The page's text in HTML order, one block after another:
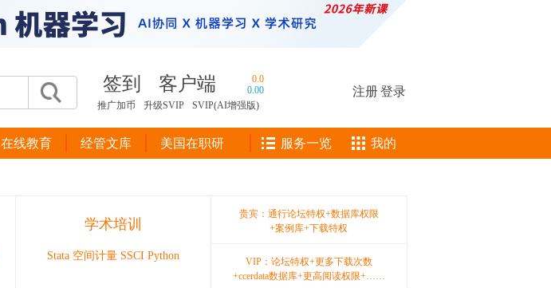
签到 客户端
0.0
0.00
推广加币
升级SVIP SVIP(AI增强版)
注册登录
在线教育 经管文库 美国在职研 服务一览 我的
学术培训
Stata 空间计量 SSCI Python
贵宾：通行论坛特权+数据库权限
+案例库+下载特权
VIP：论坛特权+更多下载次数
+ccerdata数据库+更高阅读权限+……